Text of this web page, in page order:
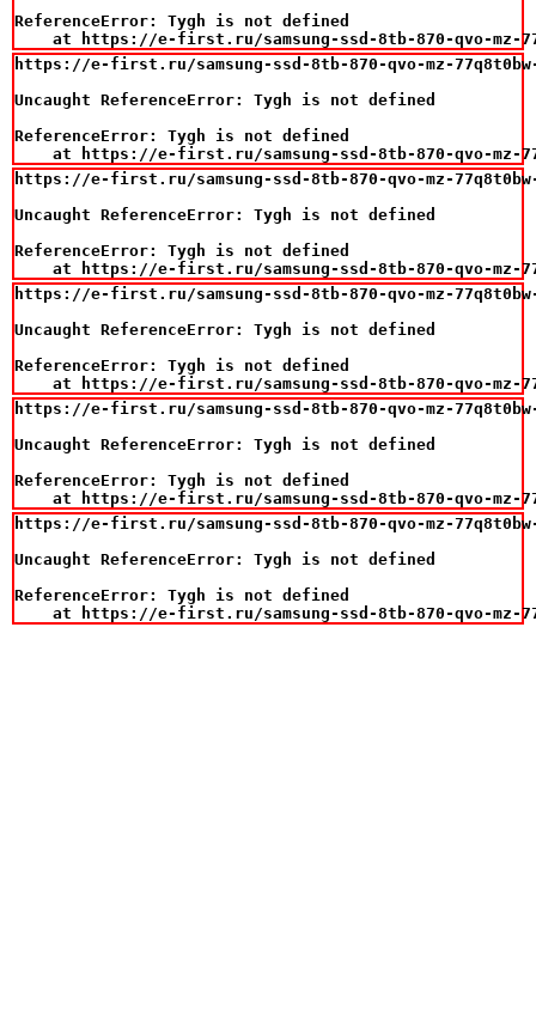
ReferenceError: Tygh is not defined
at https://e-first.ru/samsung-ssd-8tb-870-qvo-mz-
https://e-first.ru/samsung-ssd-8tb-870-qvo-mz-
Uncaught ReferenceError: Tygh is not defined
ReferenceError: Tygh is not defined
at https://e-first.ru/samsung-ssd-8tb-870-qvo-mz-
https://e-first.ru/samsung-ssd-8tb-870-qvo-mz-
Uncaught ReferenceError: Tygh is not defined
ReferenceError: Tygh is not defined
at https://e-first.ru/samsung-ssd-8tb-870-qvo-mz-
https://e-first.ru/samsung-ssd-8tb-870-qvo-mz-
Uncaught ReferenceError: Tygh is not defined
ReferenceError: Tygh is not defined
at https://e-first.ru/samsung-ssd-8tb-870-qvo-mz-
https://e-first.ru/samsung-ssd-8tb-870-qvo-mz-
Uncaught ReferenceError: Tygh is not defined
ReferenceError: Tygh is not defined
at https://e-first.ru/samsung-ssd-8tb-870-qvo-mz-
https://e-first.ru/samsung-ssd-8tb-870-qvo-mz-
Uncaught ReferenceError: Tygh is not defined
ReferenceError: Tygh is not defined
at https://e-first.ru/samsung-ssd-8tb-870-qvo-mz-